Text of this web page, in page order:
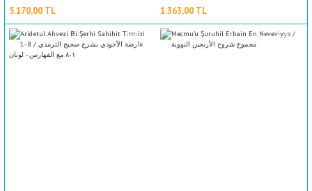
Askalani / أبي الفضل أحمد بن علي ابن
حجر العسقلاني
5.170,00 TL
الهيتمي
1.363,00 TL